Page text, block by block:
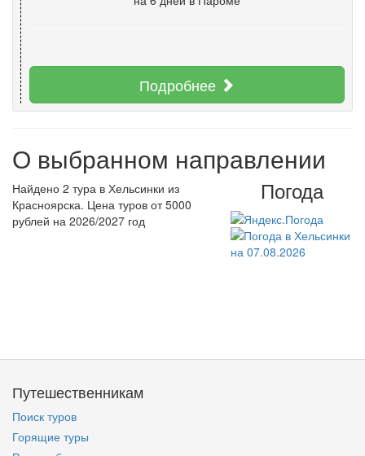
Подробнее
О выбранном направлении
Погода
Найдено 2 тура в Хельсинки из
Красноярска. Цена туров от 5000
рублей на 2026/2027 год
Путешественникам
Поиск туров
Горящие туры